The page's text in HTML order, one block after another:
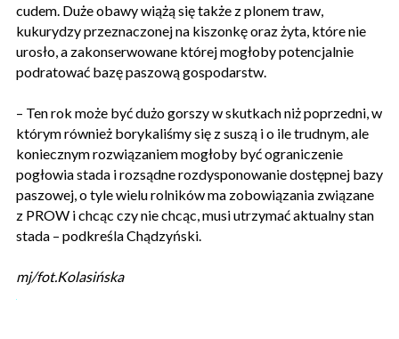
cudem. Duże obawy wiążą się także z plonem traw,
kukurydzy przeznaczonej na kiszonkę oraz żyta, które nie
urosło, a zakonserwowane której mogłoby potencjalnie
podratować bazę paszową gospodarstw.
– Ten rok może być dużo gorszy w skutkach niż poprzedni, w
którym również borykaliśmy się z suszą i o ile trudnym, ale
koniecznym rozwiązaniem mogłoby być ograniczenie
pogłowia stada i rozsądne rozdysponowanie dostępnej bazy
paszowej, o tyle wielu rolników ma zobowiązania związane
z PROW i chcąc czy nie chcąc, musi utrzymać aktualny stan
stada – podkreśla Chądzyński.
mj/fot.Kolasińska